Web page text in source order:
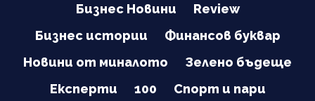
Бизнес Новини
Review
Бизнес истории
Финансов буквар
Новини от миналото
Зелено бъдеще
Експерти
100 Спорт и пари